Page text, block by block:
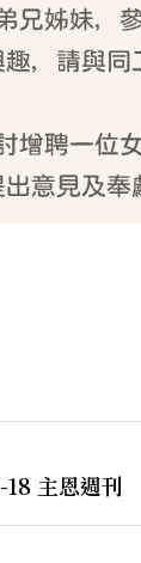
主恩週刊